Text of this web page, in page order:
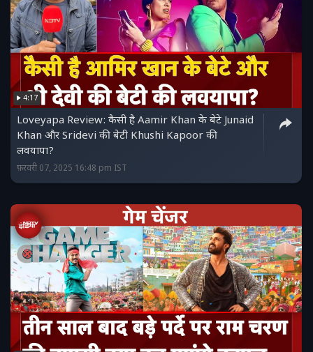
4:17
Loveyapa Review: कैसी है Aamir Khan के बेटे Junaid
Khan और Sridevi की बेटी Khushi Kapoor की
लवयापा?
फ़रवरी 07, 2025 16:48 pm IST